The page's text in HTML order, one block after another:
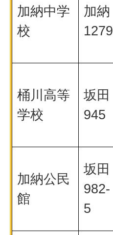
加納中学
校
加納
1279
桶川高等
学校
坂田
945
加納公民
館
坂田
982-
5